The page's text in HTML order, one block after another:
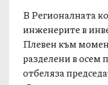
В Регионалната
инженерите в
Плевен към
разделени в осем
отбеляза